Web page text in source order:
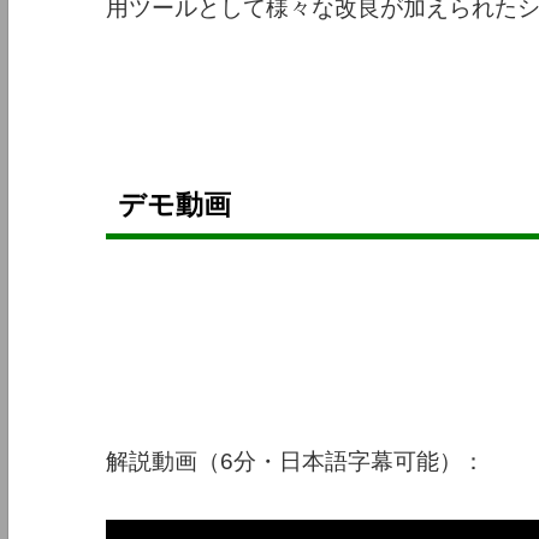
用ツールとして様々な改良が加えられたシ
デモ動画
解説動画（6分・日本語字幕可能）：